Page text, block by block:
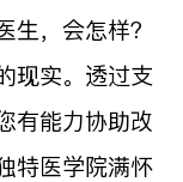
生，会怎样？
现实。透过支
有能力协助改
特医学院满怀